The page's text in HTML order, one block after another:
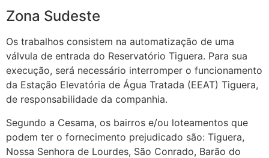
Zona Sudeste
Os trabalhos consistem na automatização de uma
válvula de entrada do Reservatório Tiguera. Para sua
execução, será necessário interromper o funcionamento
da Estação Elevatória de Água Tratada (EEAT) Tiguera,
de responsabilidade da companhia.
Segundo a Cesama, os bairros e/ou loteamentos que
podem ter o fornecimento prejudicado são: Tiguera,
Nossa Senhora de Lourdes, São Conrado, Barão do